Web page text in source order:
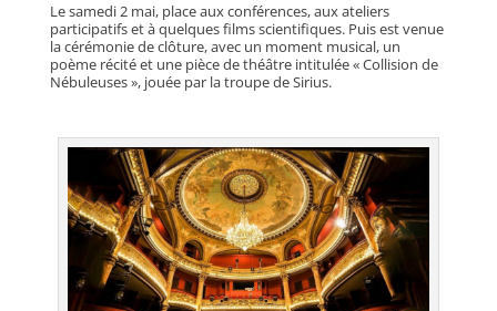
Le samedi 2 mai, place aux conférences, aux ateliers
participatifs et à quelques films scientifiques. Puis est venue
la cérémonie de clôture, avec un moment musical, un
poème récité et une pièce de théâtre intitulée « Collision de
Nébuleuses », jouée par la troupe de Sirius.